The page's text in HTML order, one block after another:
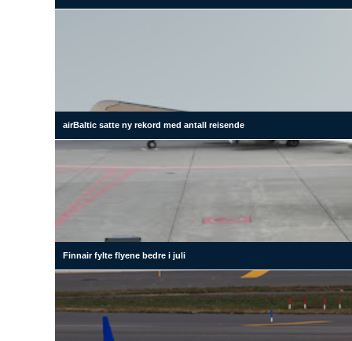
airBaltic satte ny rekord med antall reisende
Finnair fylte flyene bedre i juli